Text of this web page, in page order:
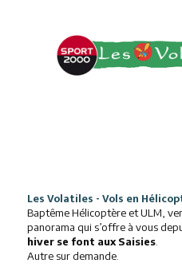
Les Volatiles - Vols en
Baptême Hélicoptère et ULM,
panorama qui s’offre à vous
hiver se font aux Saisies
Autre sur demande.